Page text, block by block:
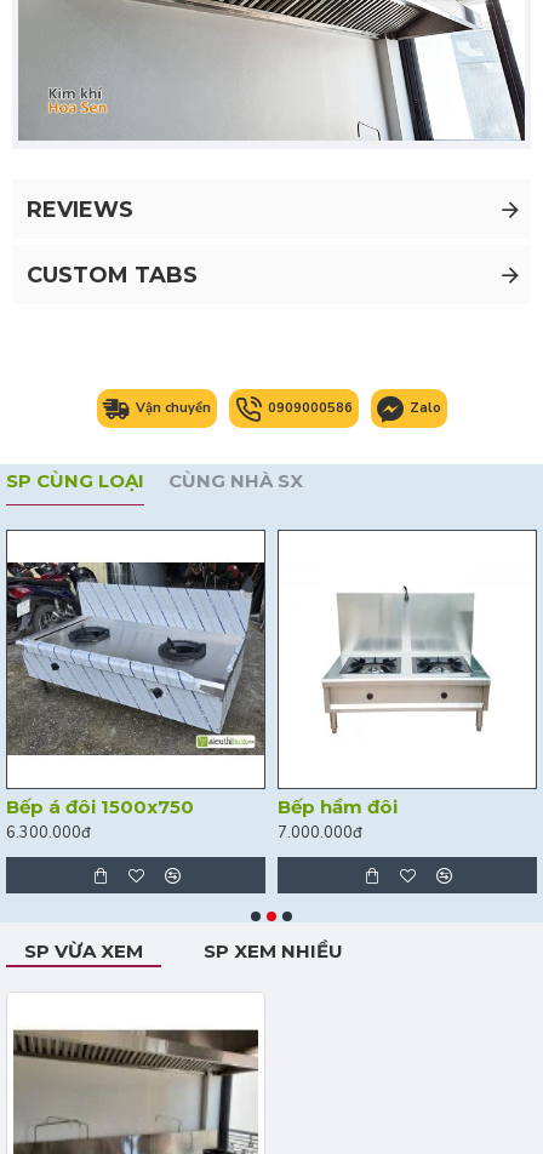
REVIEWS
CUSTOM TABS
Vận chuyển 0909000586 Zalo
SP CÙNG LOẠI CÙNG NHÀ SX
Bếp á đôi 1500x750
6.300.000đ
Bếp hầm đôi
7.000.000đ
SP VỪA XEM SP XEM NHIỀU